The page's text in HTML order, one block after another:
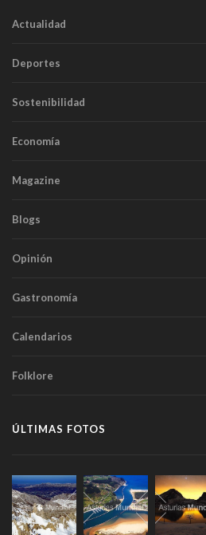
Actualidad
Deportes
Sostenibilidad
Economía
Magazine
Blogs
Opinión
Gastronomía
Calendarios
Folklore
ÚLTIMAS FOTOS